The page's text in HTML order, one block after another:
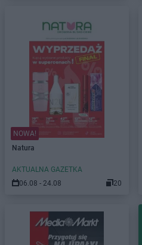
NOWA!
Natura
AKTUALNA GAZETKA
06.08 - 24.08
20